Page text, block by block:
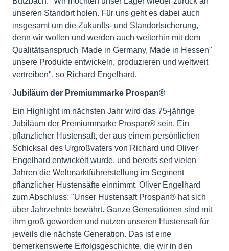
unseren Standort holen. Für uns geht es dabei auch
insgesamt um die Zukunfts- und Standortsicherung,
denn wir wollen und werden auch weiterhin mit dem
Qualitätsanspruch 'Made in Germany, Made in Hessen"
unsere Produkte entwickeln, produzieren und weltweit
vertreiben", so Richard Engelhard.
Jubiläum der Premiummarke Prospan®
Ein Highlight im nächsten Jahr wird das 75-jährige
Jubiläum der Premiummarke Prospan® sein. Ein
pflanzlicher Hustensaft, der aus einem persönlichen
Schicksal des Urgroßvaters von Richard und Oliver
Engelhard entwickelt wurde, und bereits seit vielen
Jahren die Weltmarktführerstellung im Segment
pflanzlicher Hustensäfte einnimmt. Oliver Engelhard
zum Abschluss: "Unser Hustensaft Prospan® hat sich
über Jahrzehnte bewährt. Ganze Generationen sind mit
ihm groß geworden und nutzen unseren Hustensaft für
jeweils die nächste Generation. Das ist eine
bemerkenswerte Erfolgsgeschichte, die wir in den